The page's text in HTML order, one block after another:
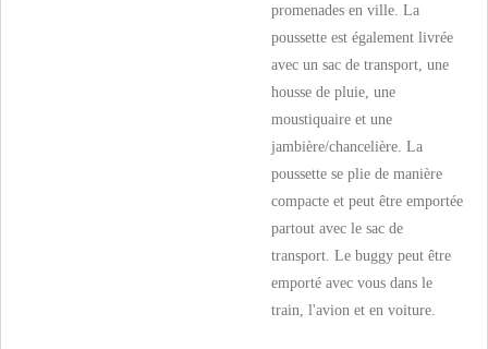
promenades en ville. La
poussette est également livrée
avec un sac de transport, une
housse de pluie, une
moustiquaire et une
jambière/chancelière. La
poussette se plie de manière
compacte et peut être emportée
partout avec le sac de
transport. Le buggy peut être
emporté avec vous dans le
train, l'avion et en voiture.